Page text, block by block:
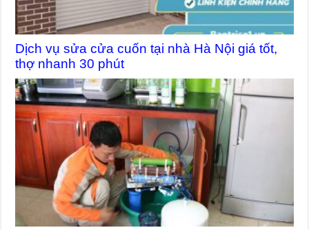
Dịch vụ sửa cửa cuốn tại nhà Hà Nội giá tốt,
thợ nhanh 30 phút